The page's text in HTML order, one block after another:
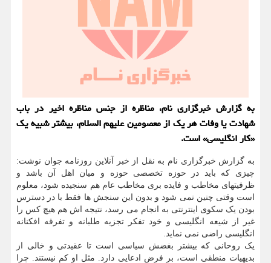
به گزارش خبرگزاری نام، مناظره از جنس مناظره اخیر در باب
شهادت یا وفات هر یک از معصومین علیهم السلام، بیشتر شبیه یک
«کار انگلیسی» است.
به گزارش خبرگزاری نام به نقل از خبر آنلاین روزنامه جوان نوشت:
چیزی که باید در حوزه تخصصی حوزه و میان اهل آن باشد و
ظرفیتهای مخاطب و فایده بری مخاطب عام هم سنجیده شود، معلوم
است وقتی چنین نمی شود و بدون این سنجش ها فقط با در دسترس
بودن یک سکوی اینترنتی به انجام می رسد، نتیجه اش هم هیچ کس را
غیر از شیعه انگلیسی و خود تفکر تجزیه طلبانه و تفرقه افکنانه
انگلیسی راضی نمی نماید.
یک روحانی که بیشتر بغضش سیاسی است تا عقیدتی و خالی از
بدیهیات منطقی است، بر فرض ادعایی دارد. مثل او کم نیستند. چرا